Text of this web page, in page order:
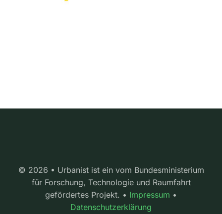
© 2026 • Urbanist ist ein vom Bundesministerium
für Forschung, Technologie und Raumfahrt
gefördertes Projekt. • Impressum •
Datenschutzerklärung